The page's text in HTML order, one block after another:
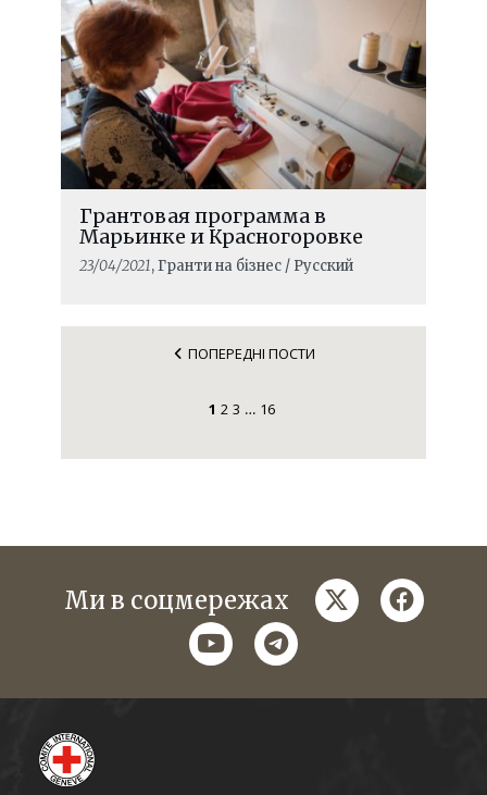
Грантовая программа в
Марьинке и Красногоровке
23/04/2021, Гранти на бізнес / Русский
ПОПЕРЕДНІ ПОСТИ
1 2 3 … 16
Ми в соцмережах twitter
youtubetelegram